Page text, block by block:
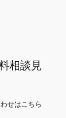
相談見
せはこちら